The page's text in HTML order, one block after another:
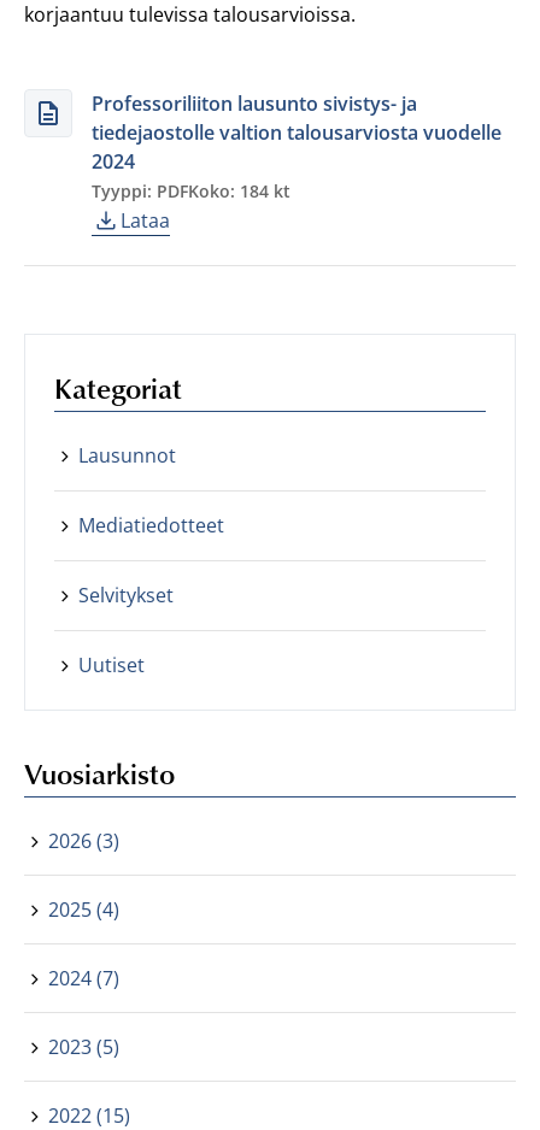
korjaantuu tulevissa talousarvioissa.
Professoriliiton lausunto sivistys- ja
tiedejaostolle valtion talousarviosta vuodelle
2024
Tyyppi: PDFKoko: 184 kt
Lataa
Kategoriat
Lausunnot
Mediatiedotteet
Selvitykset
Uutiset
Vuosiarkisto
2026 (3)
2025 (4)
2024 (7)
2023 (5)
2022 (15)